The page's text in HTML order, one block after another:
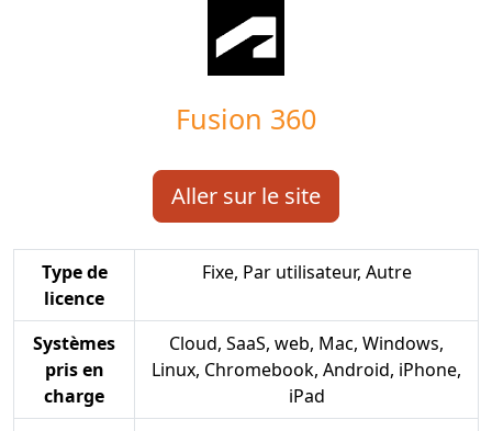
Fusion 360
Aller sur le site
Type de
licence
Fixe, Par utilisateur, Autre
Systèmes
pris en
charge
Cloud, SaaS, web, Mac, Windows,
Linux, Chromebook, Android, iPhone,
iPad